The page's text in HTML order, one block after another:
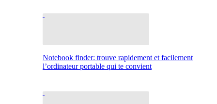
Notebook finder: trouve rapidement et facilement
l’ordinateur portable qui te convient